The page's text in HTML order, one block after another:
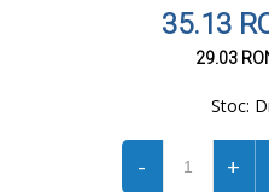
35.13
29.03
Stoc:
- +